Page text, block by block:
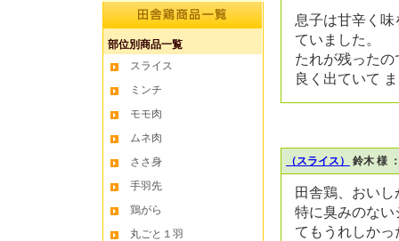
部位別商品一覧
スライス
ミンチ
モモ肉
ムネ肉
ささ身
手羽先
鶏がら
丸ごと１羽
息子は甘辛く
ていました。
たれが残った
良く出ていて
（スライス） 鈴木 様
田舎鶏、おい
特に臭みのな
てもうれしかっ